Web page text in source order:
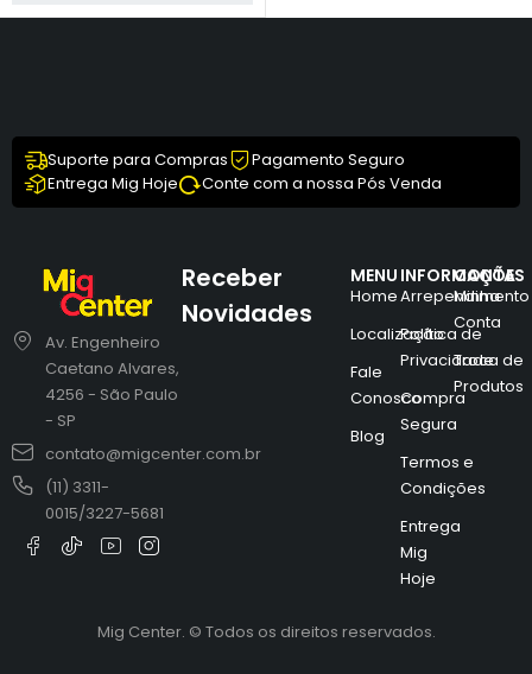
Suporte para Compras
Pagamento Seguro
Entrega Mig Hoje
Conte com a nossa Pós Venda
Av. Engenheiro
Caetano Alvares,
4256 - São Paulo
- SP
contato@migcenter.com.br
(11) 3311-
0015/3227-5681
MENU
Home
Localização
Fale
Conosco
Blog
INFORMAÇÕES
Arrependimento
Política de
Privacidade
Compra
Segura
Termos e
Condições
Entrega
Mig
Hoje
CONTA
Minha
Conta
Troca de
Produtos
Receber
Novidades
Mig Center. © Todos os direitos reservados.